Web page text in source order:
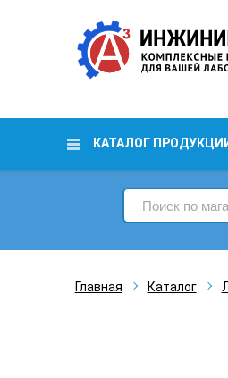
КАТАЛОГ
Главная Каталог